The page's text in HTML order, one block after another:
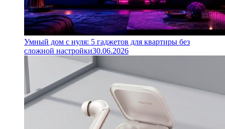
Умный дом с нуля: 5 гаджетов для квартиры без
сложной настройки30.06.2026